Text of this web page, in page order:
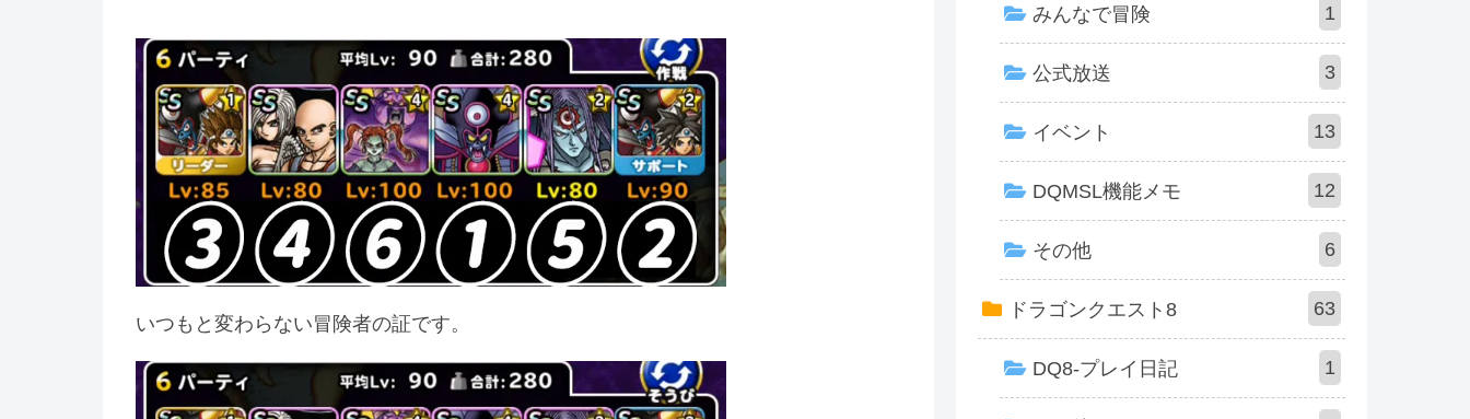
いつもと変わらない冒険者の証です。
みんなで冒険 1
公式放送 3
イベント 13
DQMSL機能メモ 12
その他 6
ドラゴンクエスト8 63
DQ8-プレイ日記 1